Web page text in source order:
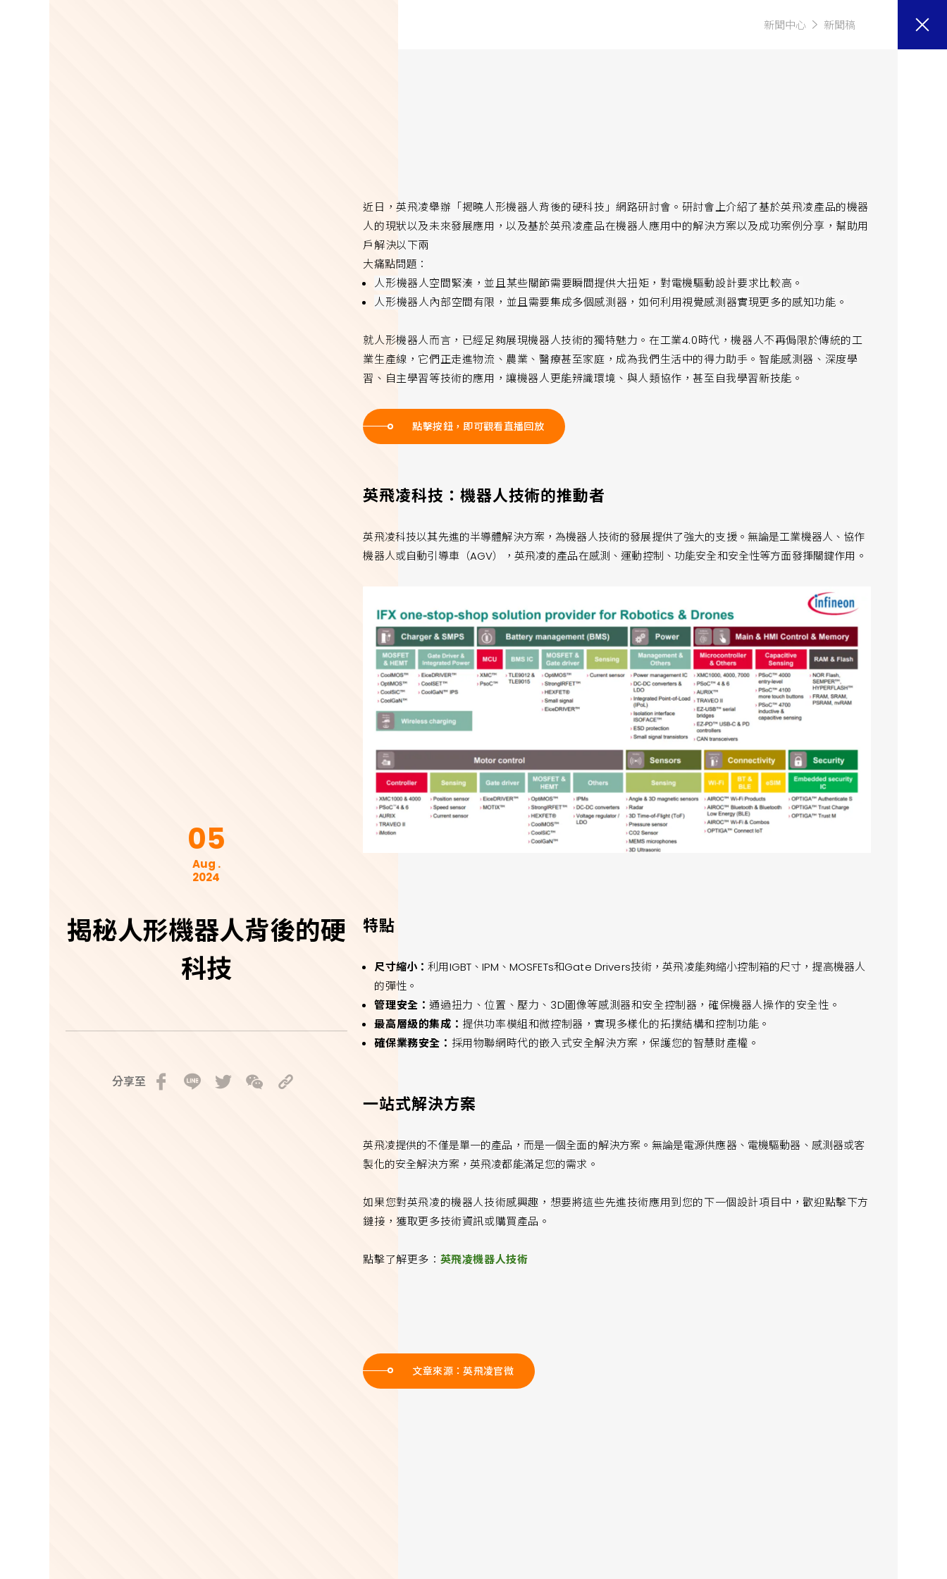
新聞中心 新聞稿
05
Aug .
2024
揭秘人形機器人背後的硬
科技
分享至
近日，英飛凌舉辦「揭曉人形機器人背後的硬科技」網路研討會。研討會上介紹了基於英飛凌產品的機器
人的現狀以及未來發展應用，以及基於英飛凌產品在機器人應用中的解決方案以及成功案例分享，幫助用
戶解決以下兩
大痛點問題：
人形機器人空間緊湊，並且某些關節需要瞬間提供大扭矩，對電機驅動設計要求比較高。
人形機器人內部空間有限，並且需要集成多個感測器，如何利用視覺感測器實現更多的感知功能。
就人形機器人而言，已經足夠展現機器人技術的獨特魅力。在工業4.0時代，機器人不再侷限於傳統的工
業生產線，它們正走進物流、農業、醫療甚至家庭，成為我們生活中的得力助手。智能感測器、深度學
習、自主學習等技術的應用，讓機器人更能辨識環境、與人類協作，甚至自我學習新技能。
點擊按鈕，即可觀看直播回放
英飛凌科技：機器人技術的推動者
英飛凌科技以其先進的半導體解決方案，為機器人技術的發展提供了強大的支援。無論是工業機器人、協作
機器人或自動引導車（AGV），英飛凌的產品在感測、運動控制、功能安全和安全性等方面發揮關鍵作用。
特點
尺寸縮小：利用IGBT、IPM、MOSFETs和Gate Drivers技術，英飛凌能夠縮小控制箱的尺寸，提高機器人
的彈性。
管理安全：通過扭力、位置、壓力、3D圖像等感測器和安全控制器，確保機器人操作的安全性。
最高層級的集成： 提供功率模組和微控制器，實現多樣化的拓撲結構和控制功能。
確保業務安全： 採用物聯網時代的嵌入式安全解決方案，保護您的智慧財產權。
一站式解決方案
英飛凌提供的不僅是單一的產品，而是一個全面的解決方案。無論是電源供應器、電機驅動器、感測器或客
製化的安全解決方案，英飛凌都能滿足您的需求。
如果您對英飛凌的機器人技術感興趣，想要將這些先進技術應用到您的下一個設計項目中，歡迎點擊下方
鏈接，獲取更多技術資訊或購買產品。
點擊了解更多： 英飛凌機器人技術
文章來源：英飛凌官微